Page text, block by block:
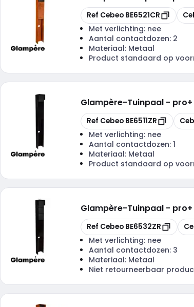
Kopiëren
Ref Cebeo BE6521CR
Met verlichting: nee
Aantal contactdozen: 2
Materiaal: Metaal
Product standaard op
Glampère-Tuinpaal -
Kopiëren
Ref Cebeo BE6511ZR
Met verlichting: nee
Aantal contactdozen: 1
Materiaal: Metaal
Product standaard op
Glampère-Tuinpaal -
Kopiëren
Ref Cebeo BE6532ZR
Met verlichting: nee
Aantal contactdozen: 3
Materiaal: Metaal
Niet retourneerbaar